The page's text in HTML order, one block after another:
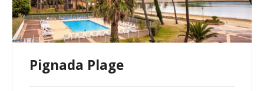
Pignada Plage